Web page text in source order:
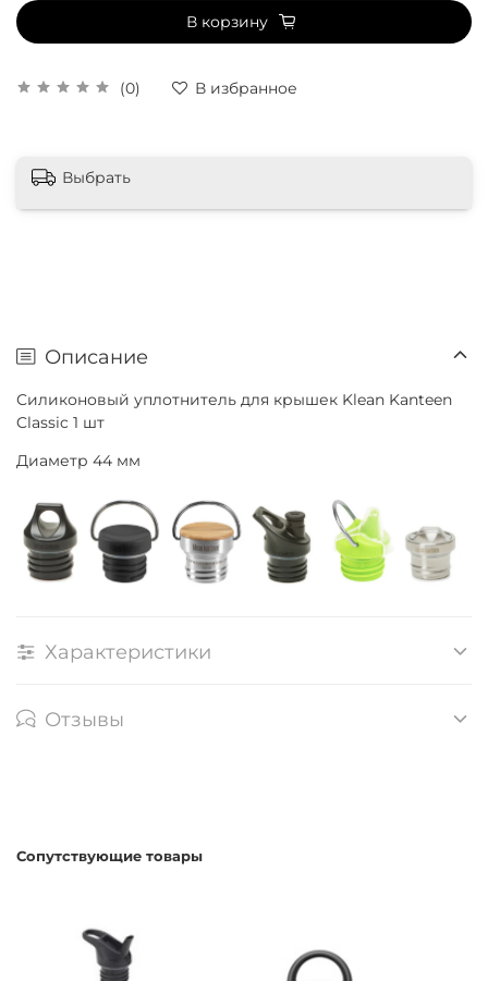
(0) В избранное
В корзину
Выбрать
Описание
Силиконовый уплотнитель для крышек Klean Kanteen
Classic 1 шт
Диаметр 44 мм
Характеристики
Отзывы
Сопутствующие товары